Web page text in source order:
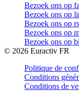
Bezoek ons op
Bezoek ons op
Bezoek ons op
Bezoek ons op
Bezoek ons op
© 2026 Euractiv FR
Politique de
Conditions
Conditions de